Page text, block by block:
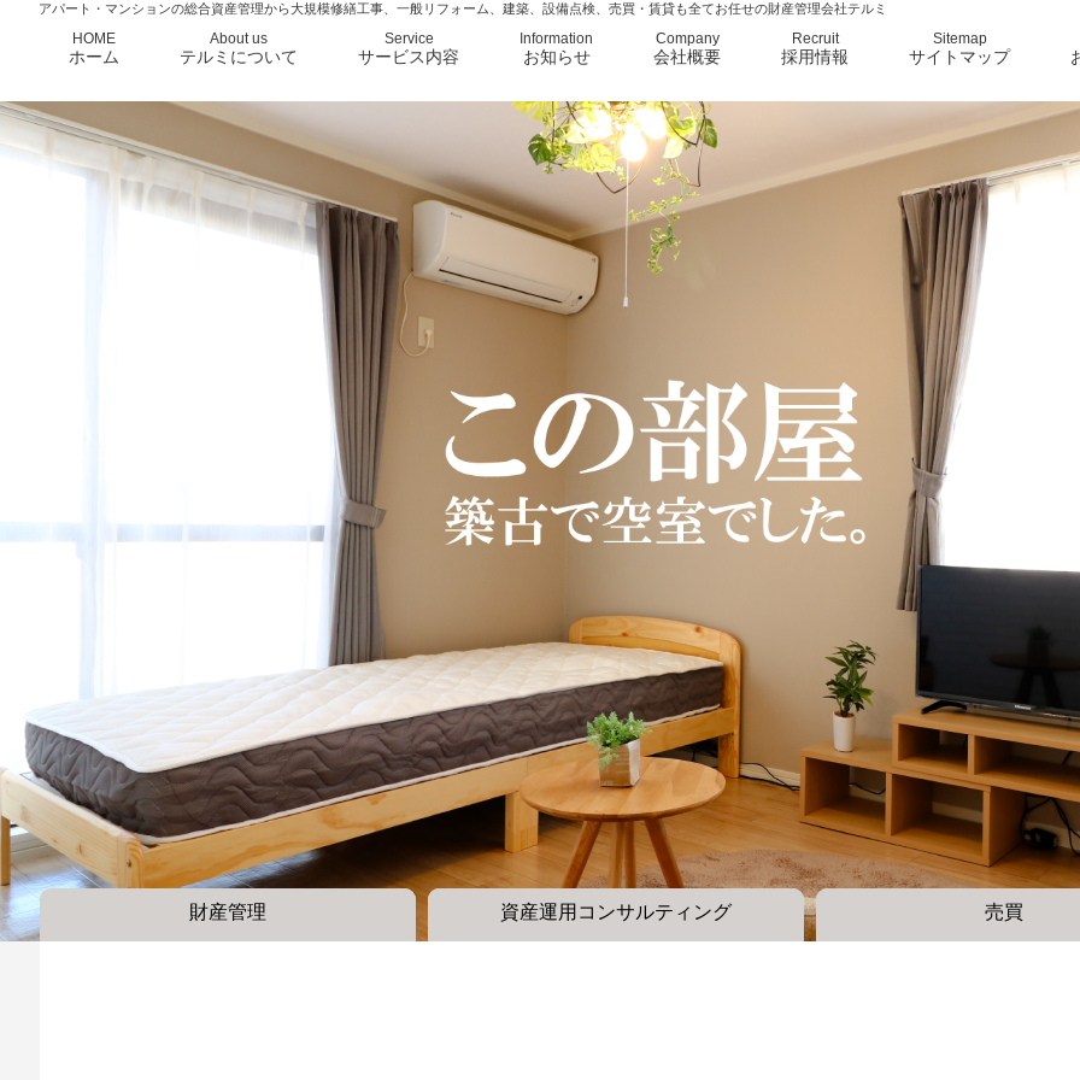
アパート・マンションの総合資産管理から大規模修繕工事、一般リフォーム、建築、設備点検、売買・賃貸も全てお任せの財産管理会社テルミ
HOME
ホーム
About us
テルミについて
Service
サービス内容
Information
お知らせ
Company
会社概要
Recruit
採用情報
Sitemap
サイトマップ
財産管理 資産運用コンサルティング 売買